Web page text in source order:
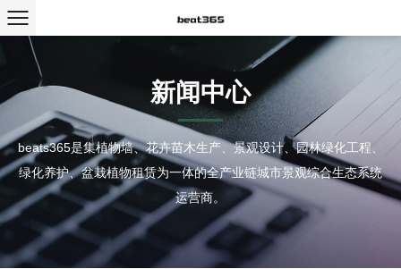
新闻中心
beats365是集植物墙、花卉苗木生产、景观设计、园林绿化工程、
绿化养护、盆栽植物租赁为一体的全产业链城市景观综合生态系统
运营商。